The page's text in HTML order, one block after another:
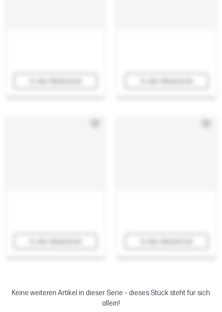
Keine weiteren Artikel in dieser Serie – dieses Stück steht für sich
allein!